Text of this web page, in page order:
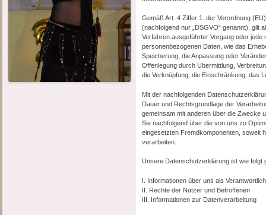
Gemäß Art. 4 Ziffer 1. der Verordnung
(nachfolgend nur „DSGVO“ genannt), gilt
Verfahren ausgeführter Vorgang oder
personenbezogenen Daten, wie das
Speicherung, die Anpassung oder
Offenlegung durch Übermittlung,
die Verknüpfung, die Einschränkung, das
Mit der nachfolgenden
Dauer und Rechtsgrundlage der
gemeinsam mit anderen über die Zwecke
Sie nachfolgend über die von uns zu
eingesetzten Fremdkomponenten, soweit
verarbeiten.
Unsere Datenschutzerklärung ist wie folgt
I. Informationen über uns als
II. Rechte der Nutzer und Betroffenen
III. Informationen zur Datenverarbeitung